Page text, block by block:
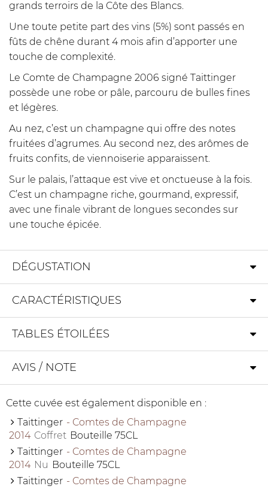
grands terroirs de la Côte des Blancs.
Une toute petite part des vins (5%) sont passés en
fûts de chêne durant 4 mois afin d’apporter une
touche de complexité.
Le Comte de Champagne 2006 signé Taittinger
possède une robe or pâle, parcouru de bulles fines
et légères.
Au nez, c’est un champagne qui offre des notes
fruitées d’agrumes. Au second nez, des arômes de
fruits confits, de viennoiserie apparaissent.
Sur le palais, l’attaque est vive et onctueuse à la fois.
C’est un champagne riche, gourmand, expressif,
avec une finale vibrant de longues secondes sur
une touche épicée.
DÉGUSTATION
CARACTÉRISTIQUES
TABLES ÉTOILÉES
AVIS / NOTE
Cette cuvée est également disponible en :
Taittinger - Comtes de Champagne
2014 Coffret Bouteille 75CL
Taittinger - Comtes de Champagne
2014 Nu Bouteille 75CL
Taittinger - Comtes de Champagne